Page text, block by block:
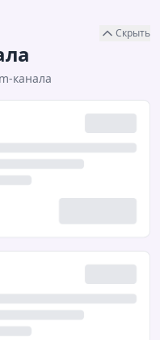
Скрыть
канала